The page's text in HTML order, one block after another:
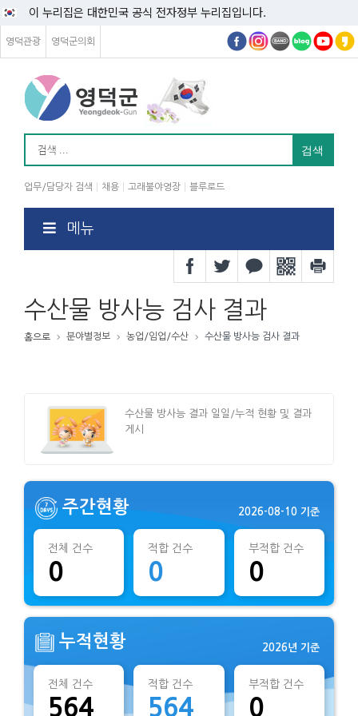
이 누리집은 대한민국 공식 전자정부 누리집입니다.
영덕관광 영덕군의회
업무/담당자 검색 채용 고래불야영장 블루로드
메뉴
수산물 방사능 검사 결과
홈으로 분야별정보 농업/임업/수산 수산물 방사능 검사 결과
수산물 방사능 결과 일일/누적 현황 및 결과
게시
주간현황 2026-08-10 기준
전체 건수
0
적합 건수
0
부적합 건수
0
누적현황 2026년 기준
전체 건수
564
적합 건수
564
부적합 건수
0